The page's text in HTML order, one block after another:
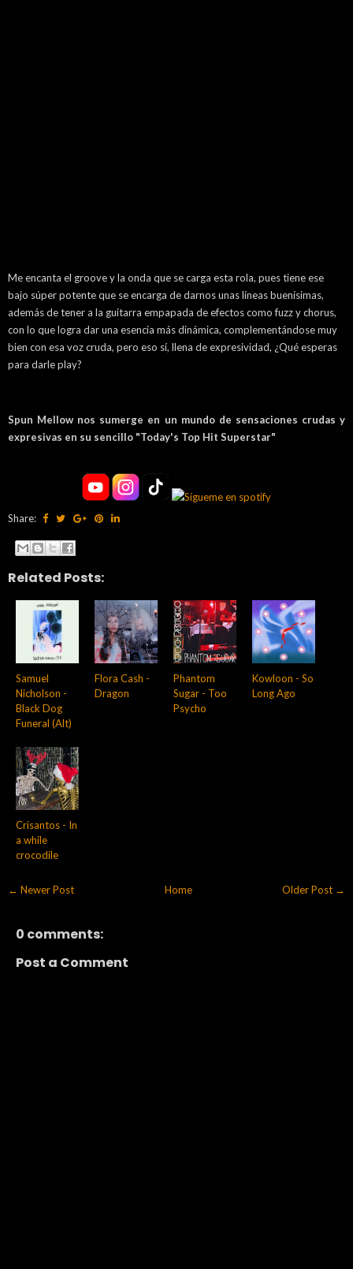
Me encanta el groove y la onda que se carga esta rola, pues tiene ese
bajo súper potente que se encarga de darnos unas líneas buenísimas,
además de tener a la guitarra empapada de efectos como fuzz y chorus,
con lo que logra dar una esencia más dinámica, complementándose muy
bien con esa voz cruda, pero eso sí, llena de expresividad, ¿Qué esperas
para darle play?
Spun Mellow nos sumerge en un mundo de sensaciones crudas y
expresivas en su sencillo "Today's Top Hit Superstar"
Share:
Related Posts:
Samuel
Nicholson -
Black Dog
Funeral (Alt)
Flora Cash -
Dragon
Phantom
Sugar - Too
Psycho
Kowloon - So
Long Ago
Crisantos - In
a while
crocodile
← Newer Post Older Post →
Home
0 comments:
Post a Comment